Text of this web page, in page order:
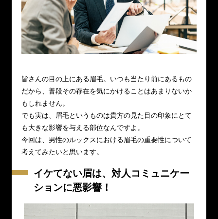
皆さんの目の上にある眉毛。いつも当たり前にあるもの
だから、普段その存在を気にかけることはあまりないか
もしれません。
でも実は、眉毛というものは貴方の見た目の印象にとて
も大きな影響を与える部位なんですよ。
今回は、男性のルックスにおける眉毛の重要性について
考えてみたいと思います。
イケてない眉は、対人コミュニケー
ションに悪影響！